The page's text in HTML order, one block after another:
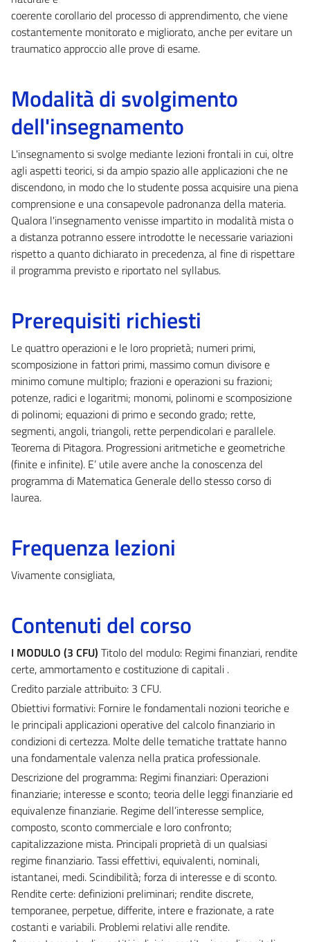
coerente corollario del processo di apprendimento, che viene
costantemente monitorato e migliorato, anche per evitare un
traumatico approccio alle prove di esame.
Modalità di svolgimento
dell'insegnamento
L'insegnamento si svolge mediante lezioni frontali in cui, oltre
agli aspetti teorici, si da ampio spazio alle applicazioni che ne
discendono, in modo che lo studente possa acquisire una piena
comprensione e una consapevole padronanza della materia.
Qualora l'insegnamento venisse impartito in modalità mista o
a distanza potranno essere introdotte le necessarie variazioni
rispetto a quanto dichiarato in precedenza, al fine di rispettare
il programma previsto e riportato nel syllabus.
Prerequisiti richiesti
Le quattro operazioni e le loro proprietà; numeri primi,
scomposizione in fattori primi, massimo comun divisore e
minimo comune multiplo; frazioni e operazioni su frazioni;
potenze, radici e logaritmi; monomi, polinomi e scomposizione
di polinomi; equazioni di primo e secondo grado; rette,
segmenti, angoli, triangoli, rette perpendicolari e parallele.
Teorema di Pitagora. Progressioni aritmetiche e geometriche
(finite e infinite). E’ utile avere anche la conoscenza del
programma di Matematica Generale dello stesso corso di
laurea.
Frequenza lezioni
Vivamente consigliata,
Contenuti del corso
I MODULO (3 CFU) Titolo del modulo: Regimi finanziari, rendite
certe, ammortamento e costituzione di capitali .
Credito parziale attribuito: 3 CFU.
Obiettivi formativi: Fornire le fondamentali nozioni teoriche e
le principali applicazioni operative del calcolo finanziario in
condizioni di certezza. Molte delle tematiche trattate hanno
una fondamentale valenza nella pratica professionale.
Descrizione del programma: Regimi finanziari: Operazioni
finanziarie; interesse e sconto; teoria delle leggi finanziarie ed
equivalenze finanziarie. Regime dell’interesse semplice,
composto, sconto commerciale e loro confronto;
capitalizzazione mista. Principali proprietà di un qualsiasi
regime finanziario. Tassi effettivi, equivalenti, nominali,
istantanei, medi. Scindibilità; forza di interesse e di sconto.
Rendite certe: definizioni preliminari; rendite discrete,
temporanee, perpetue, differite, intere e frazionate, a rate
costanti e variabili. Problemi relativi alle rendite.